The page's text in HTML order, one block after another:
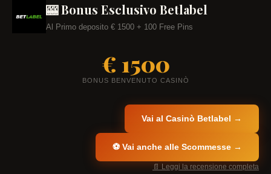
🎰 Bonus Esclusivo Betlabel
Al Primo deposito € 1500 + 100 Free Pins
€ 1500
BONUS BENVENUTO CASINÒ
Vai al Casinò Betlabel →
⚽ Vai anche alle Scommesse →
📄 Leggi la recensione completa